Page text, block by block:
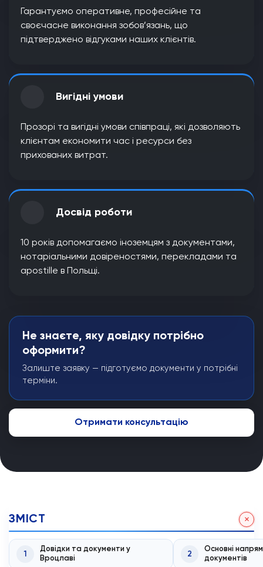
Гарантуємо оперативне, професійне та
своєчасне виконання зобов’язань, що
підтверджено відгуками наших клієнтів.
Вигідні умови
Прозорі та вигідні умови співпраці, які дозволяють
клієнтам економити час і ресурси без
прихованих витрат.
Досвід роботи
10 років допомагаємо іноземцям з документами,
нотаріальними довіреностями, перекладами та
apostille в Польщі.
Не знаєте, яку довідку потрібно
оформити?
Залиште заявку — підготуємо документи у потрібні
терміни.
Отримати консультацію
ЗМІСТ
1
Довідки та документи у
Вроцлаві
2
Основні
документів